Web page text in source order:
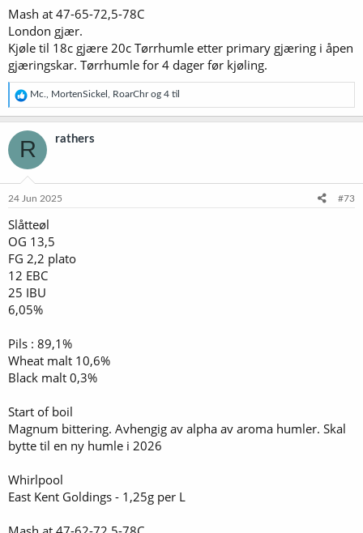
Mash at 47-65-72,5-78C
London gjær.
Kjøle til 18c gjære 20c Tørrhumle etter primary gjæring i åpen
gjæringskar. Tørrhumle for 4 dager før kjøling.
R
e
a
k
s
j
o
e
:
Mc. MortenSickel RoarChrog 4 til
R rathers
24 Jun 2025 #73
Slåtteøl
OG 13,5
FG 2,2 plato
12 EBC
25 IBU
6,05%
Pils : 89,1%
Wheat malt 10,6%
Black malt 0,3%
Start of boil
Magnum bittering. Avhengig av alpha av aroma humler. Skal
bytte til en ny humle i 2026
Whirlpool
East Kent Goldings - 1,25g per L